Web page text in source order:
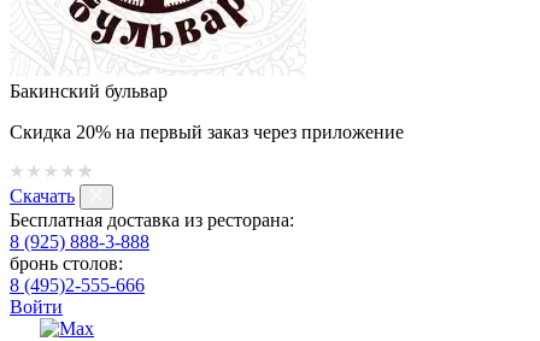
Бакинский бульвар
Скидка 20% на первый заказ через приложение
Скачать
Бесплатная доставка из ресторана:
8 (925) 888-3-888
бронь столов:
8 (495)2-555-666
Войти